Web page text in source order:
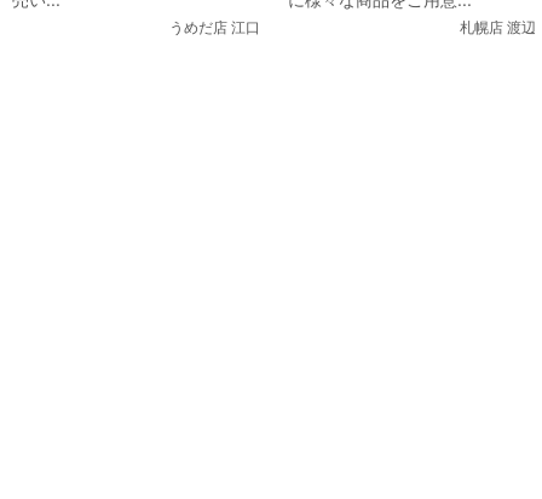
うめだ店 江口 札幌店 渡辺